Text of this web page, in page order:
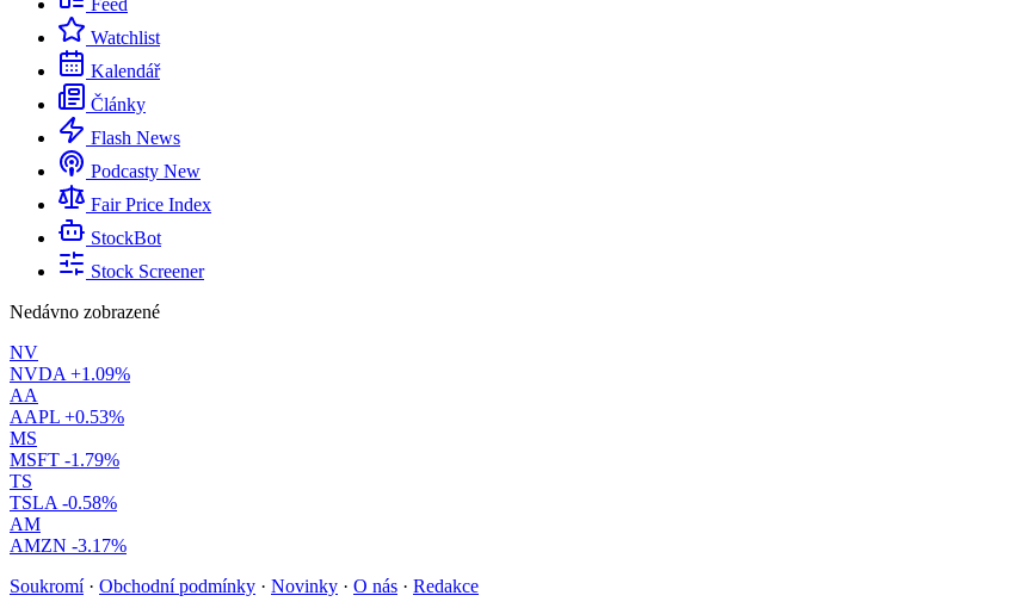
Feed
Watchlist
Kalendář
Články
Flash News
Podcasty New
Fair Price Index
StockBot
Stock Screener
Nedávno zobrazené
NV
NVDA +1.09%
AA
AAPL +0.53%
MS
MSFT -1.79%
TS
TSLA -0.58%
AM
AMZN -3.17%
Soukromí · Obchodní podmínky · Novinky · O nás · Redakce